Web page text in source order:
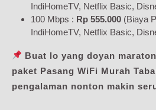
IndiHomeTV, Netflix Basic,
100 Mbps : Rp 555.000 (Biaya
IndiHomeTV, Netflix Basic,
Buat lo yang doyan
paket Pasang WiFi Murah
pengalaman nonton makin